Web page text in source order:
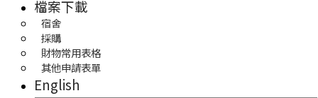
檔案下載
宿舍
採購
財物常用表格
其他申請表單
English